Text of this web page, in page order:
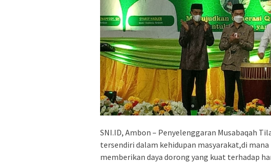
SNI.ID, Ambon – Penyelenggaran Musabaqah
tersendiri dalam kehidupan masyarakat,di
memberikan daya dorong yang kuat terhadap